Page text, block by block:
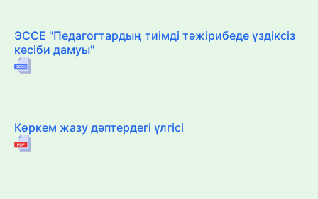
ЭССЕ "Педагогтардың тиімді тәжірибеде үздіксіз
кәсіби дамуы"
Көркем жазу дәптердегі үлгісі